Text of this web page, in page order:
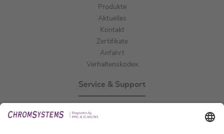
Produkte
Aktuelles
Kontakt
Zertifikate
Anfahrt
Verhaltenskodex
Service & Support